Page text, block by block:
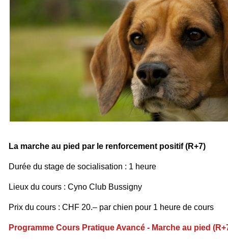
La marche au pied par le renforcement positif (R+7)
Durée du stage de socialisation : 1 heure
Lieux du cours : Cyno Club Bussigny
Prix du cours : CHF 20.– par chien pour 1 heure de cours
Programme Cours Pratique Avancé - Marche au pied